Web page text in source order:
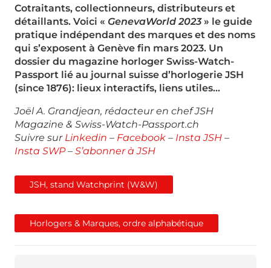
Cotraitants, collectionneurs, distributeurs et
détaillants. Voici « GenevaWorld 2023» le guide
pratique indépendant des marques et des noms
qui s’exposent à Genève fin mars 2023. Un
dossier du magazine horloger Swiss-Watch-
Passport lié au journal suisse d’horlogerie JSH
(since 1876): lieux interactifs, liens utiles…
Joël A. Grandjean, rédacteur en chef JSH
Magazine & Swiss-Watch-Passport.ch
Suivre sur Linkedin – Facebook – Insta JSH –
Insta SWP– S’abonner à JSH
JSH, stand Watchprint (W&W)
Horlogers & Marques, ordre alphabétique